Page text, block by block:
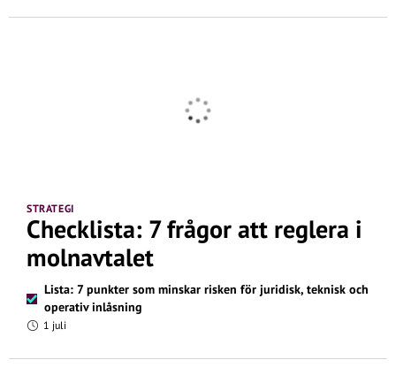
STRATEGI
Checklista: 7 frågor att reglera i
molnavtalet
Lista: 7 punkter som minskar risken för juridisk, teknisk och
operativ inlåsning
1 juli